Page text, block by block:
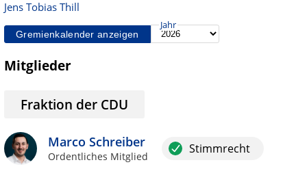
Jens Tobias Thill
Gremienkalender anzeigen
Jahr
Mitglieder
Fraktion der CDU
Marco Schreiber
Ordentliches Mitglied
Stimmrecht